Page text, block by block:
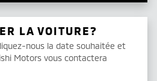
LA VOITURE?
nous la date souhaitée et
Motors vous contactera